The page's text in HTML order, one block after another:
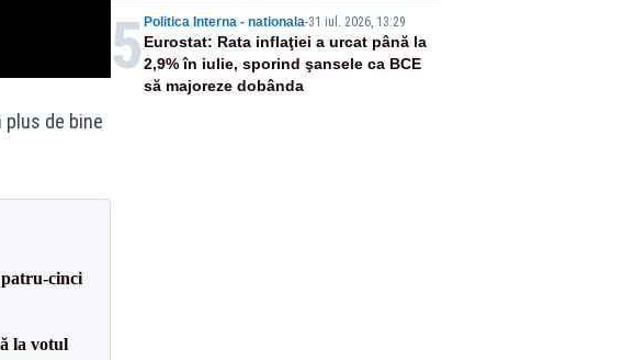
plus de bine
cinci
la votul
economice și financiare
5 Politica Interna - nationala-31 iul. 2026, 13:29
Eurostat: Rata inflaţiei a urcat până la
2,9% în iulie, sporind şansele ca BCE
să majoreze dobânda